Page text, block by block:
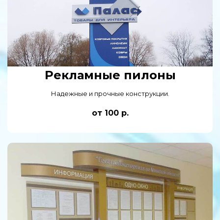
Рекламные пилоны
Надежные и прочные конструкции.
от 100 р.